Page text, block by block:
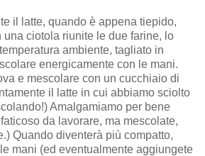
il latte, quando è appena tiepido,
ciotola riunite le due farine, lo
ambiente, tagliato in
energicamente con le mani.
e mescolare con un cucchiaio di
il latte in cui abbiamo sciolto
Amalgamiamo per bene
da lavorare, ma mescolate,
Quando diventerà più compatto,
mani (ed eventualmente aggiungete